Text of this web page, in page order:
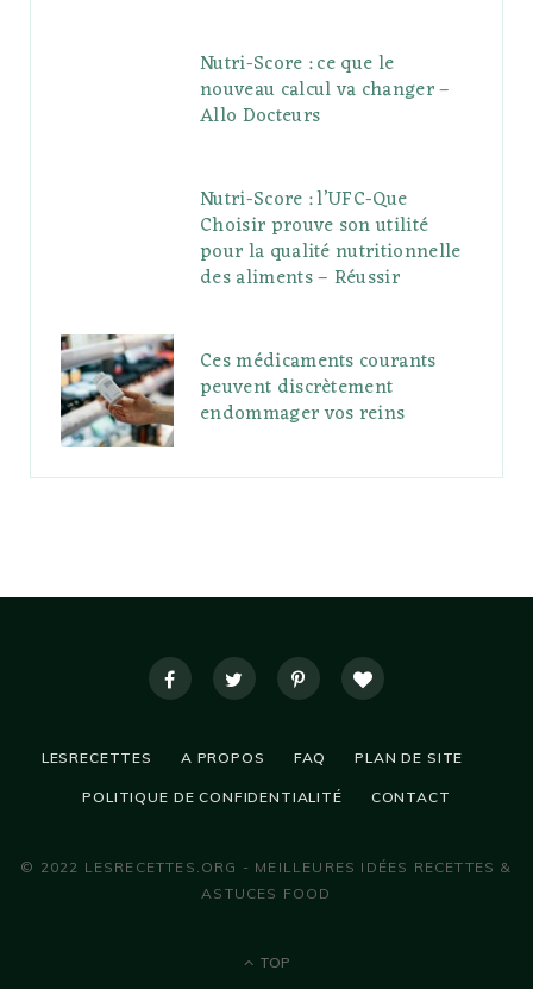
Nutri-Score : ce que le
nouveau calcul va changer –
Allo Docteurs
Nutri-Score : l’UFC-Que
Choisir prouve son utilité
pour la qualité nutritionnelle
des aliments – Réussir
Ces médicaments courants
peuvent discrètement
endommager vos reins
LESRECETTES A PROPOS FAQ PLAN DE SITE
POLITIQUE DE CONFIDENTIALITÉ CONTACT
© 2022 LESRECETTES.ORG - MEILLEURES IDÉES RECETTES &
ASTUCES FOOD
TOP